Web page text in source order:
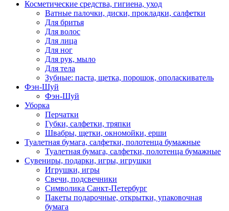
Косметические средства, гигиена, уход
Ватные палочки, диски, прокладки, салфетки
Для бритья
Для волос
Для лица
Для ног
Для рук, мыло
Для тела
Зубные: паста, щетка, порошок, ополаскиватель
Фэн-Шуй
Фэн-Шуй
Уборка
Перчатки
Губки, салфетки, тряпки
Швабры, щетки, окномойки, ерши
Туалетная бумага, салфетки, полотенца бумажные
Туалетная бумага, салфетки, полотенца бумажные
Сувениры, подарки, игры, игрушки
Игрушки, игры
Свечи, подсвечники
Символика Санкт-Петербург
Пакеты подарочные, открытки, упаковочная
бумага